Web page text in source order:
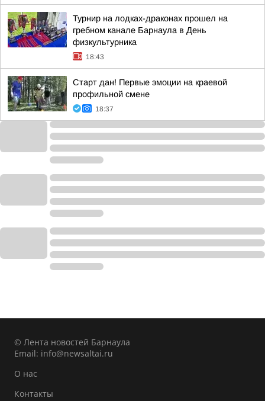
Турнир на лодках-драконах прошел на
гребном канале Барнаула в День
физкультурника
18:43
Старт дан! Первые эмоции на краевой
профильной смене
18:37
© Лента новостей Барнаула
Email: info@newsaltai.ru
О нас
Контакты